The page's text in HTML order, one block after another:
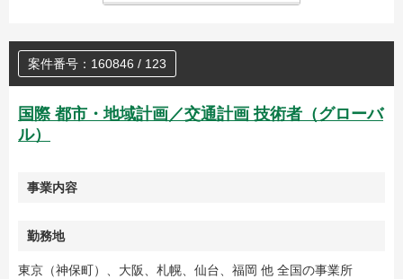
案件番号：160846 / 123
国際 都市・地域計画／交通計画 技術者（グローバ
ル）
事業内容
勤務地
東京（神保町）、大阪、札幌、仙台、福岡 他 全国の事業所